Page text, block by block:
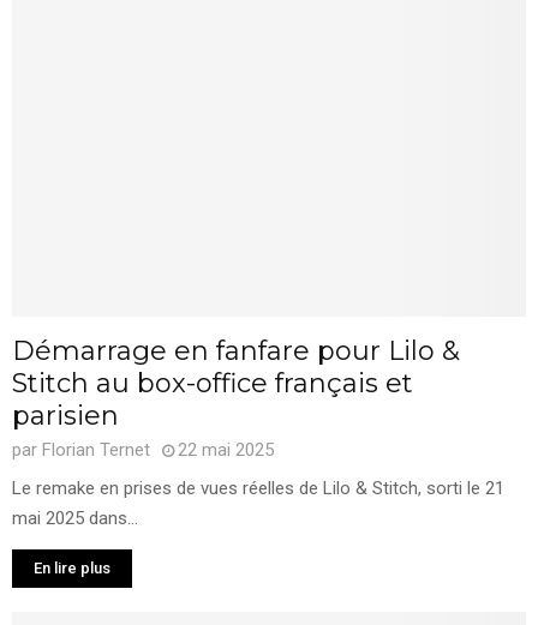
Démarrage en fanfare pour Lilo &
Stitch au box-office français et
parisien
par Florian Ternet
22 mai 2025
Le remake en prises de vues réelles de Lilo & Stitch, sorti le 21
mai 2025 dans...
En lire plus